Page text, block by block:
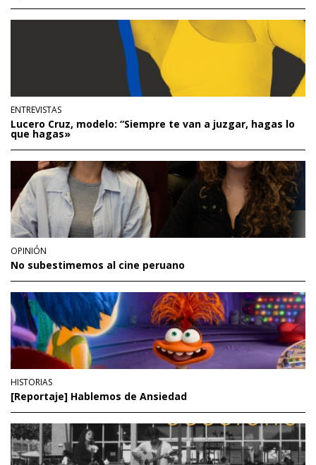
ENTREVISTAS
Lucero Cruz, modelo: “Siempre te van a juzgar, hagas lo
que hagas»
OPINIÓN
No subestimemos al cine peruano
HISTORIAS
[Reportaje] Hablemos de Ansiedad